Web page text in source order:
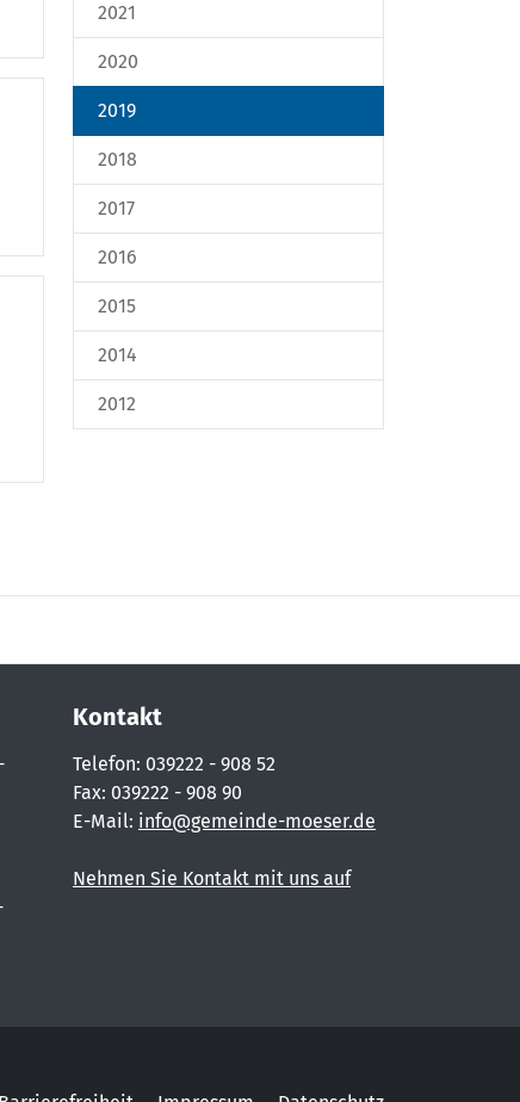
2021
2020
2019
2018
2017
2016
2015
2014
2012
Kontakt
Telefon: 039222 - 908 52
Fax: 039222 - 908 90
E-Mail: info@gemeinde-moeser.de
Nehmen Sie Kontakt mit uns auf